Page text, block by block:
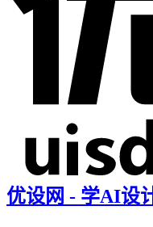
优设网 - 学AI设